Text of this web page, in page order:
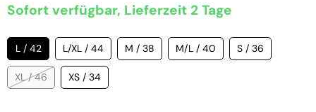
Sofort verfügbar, Lieferzeit 2 Tage
L / 42 L/XL / 44 M / 38 M/L / 40 S / 36
XL / 46 XS / 34